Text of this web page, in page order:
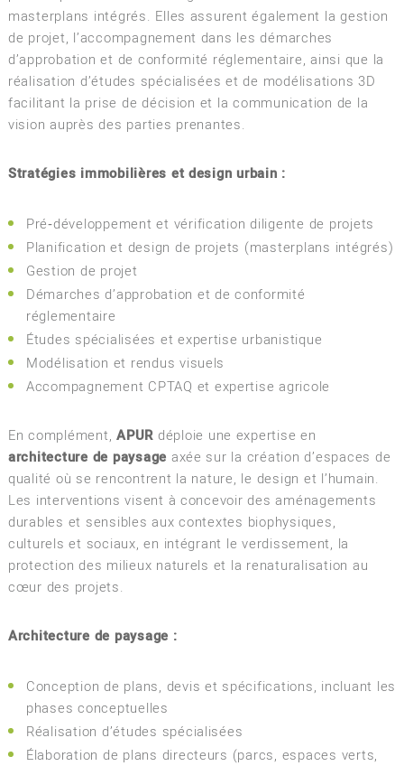
masterplans intégrés. Elles assurent également la gestion
de projet, l’accompagnement dans les démarches
d’approbation et de conformité réglementaire, ainsi que la
réalisation d’études spécialisées et de modélisations 3D
facilitant la prise de décision et la communication de la
vision auprès des parties prenantes.
Stratégies immobilières et design urbain :
Pré‑développement et vérification diligente de projets
Planification et design de projets (masterplans intégrés)
Gestion de projet
Démarches d’approbation et de conformité
réglementaire
Études spécialisées et expertise urbanistique
Modélisation et rendus visuels
Accompagnement CPTAQ et expertise agricole
En complément,APUR déploie une expertise en
architecture de paysage axée sur la création d’espaces de
qualité où se rencontrent la nature, le design et l’humain.
Les interventions visent à concevoir des aménagements
durables et sensibles aux contextes biophysiques,
culturels et sociaux, en intégrant le verdissement, la
protection des milieux naturels et la renaturalisation au
cœur des projets.
Architecture de paysage :
Conception de plans, devis et spécifications, incluant les
phases conceptuelles
Réalisation d’études spécialisées
Élaboration de plans directeurs (parcs, espaces verts,